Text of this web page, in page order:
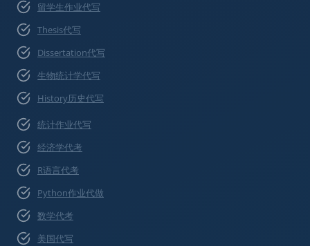
留学生作业代写
Thesis代写
Dissertation代写
生物统计学代写
History历史代写
统计作业代写
经济学代考
R语言代考
Python作业代做
数学代考
美国代写